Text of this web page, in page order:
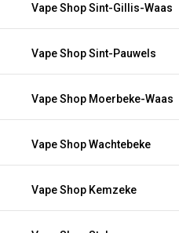
Vape Shop Sint-Gillis-Waas
Vape Shop Sint-Pauwels
Vape Shop Moerbeke-Waas
Vape Shop Wachtebeke
Vape Shop Kemzeke